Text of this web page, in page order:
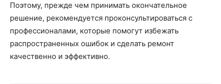
Поэтому, прежде чем принимать окончательное
решение, рекомендуется проконсультироваться с
профессионалами, которые помогут избежать
распространенных ошибок и сделать ремонт
качественно и эффективно.